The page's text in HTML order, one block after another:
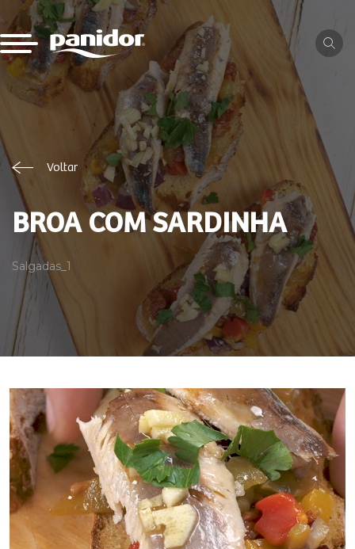
Voltar
BROA COM SARDINHA
Salgadas_1